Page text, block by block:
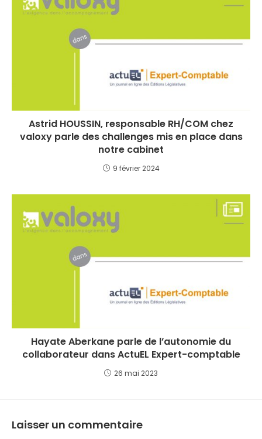
Astrid HOUSSIN, responsable RH/COM chez
valoxy parle des challenges mis en place dans
notre cabinet
9 février 2024
Hayate Aberkane parle de l’autonomie du
collaborateur dans ActuEL Expert-comptable
26 mai 2023
Laisser un commentaire